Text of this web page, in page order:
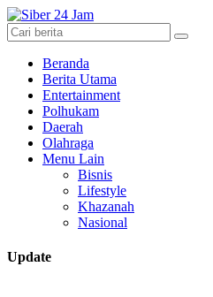
Beranda
Berita Utama
Entertainment
Polhukam
Daerah
Olahraga
Menu Lain
Bisnis
Lifestyle
Khazanah
Nasional
Update